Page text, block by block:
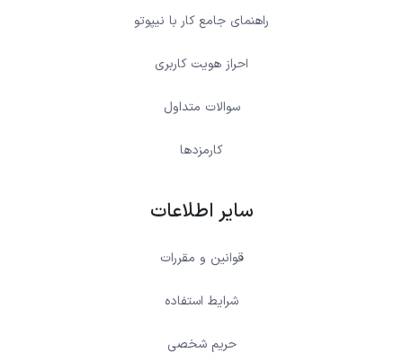
راهنمای جامع کار با نیپوتو
احراز هویت کاربری
سوالات متداول
کارمزدها
سایر اطلاعات
قوانین و مقررات
شرایط استفاده
حریم شخصی